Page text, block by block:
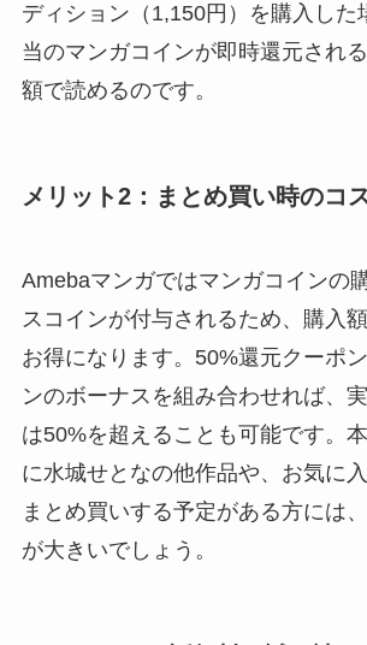
ディション（1,150円）を購入した
当のマンガコインが即時還元され
額で読めるのです。
メリット2：まとめ買い時のコ
Amebaマンガではマンガコインの
スコインが付与されるため、購入
お得になります。50%還元クーポ
ンのボーナスを組み合わせれば、
は50%を超えることも可能です。
に水城せとなの他作品や、お気に
まとめ買いする予定がある方には
が大きいでしょう。